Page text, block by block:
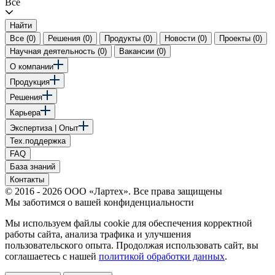
Найти
Все (0)
Решения (0) Продукты (0) Новости (0)
Проекты (0)
Научная деятельность (0)
Вакансии (0)
О компании
Продукция
Решения
Карьера
Экспертиза | Опыт
Тех.поддержка
FAQ
База знаний
Контакты
© 2016 - 2026 ООО «Лартех». Все права защищены
Мы заботимся о вашей конфиденциальности
Мы используем файлы cookie для обеспечения корректной
работы сайта, анализа трафика и улучшения
пользовательского опыта. Продолжая использовать сайт, вы
соглашаетесь с нашей политикой обработки данных.